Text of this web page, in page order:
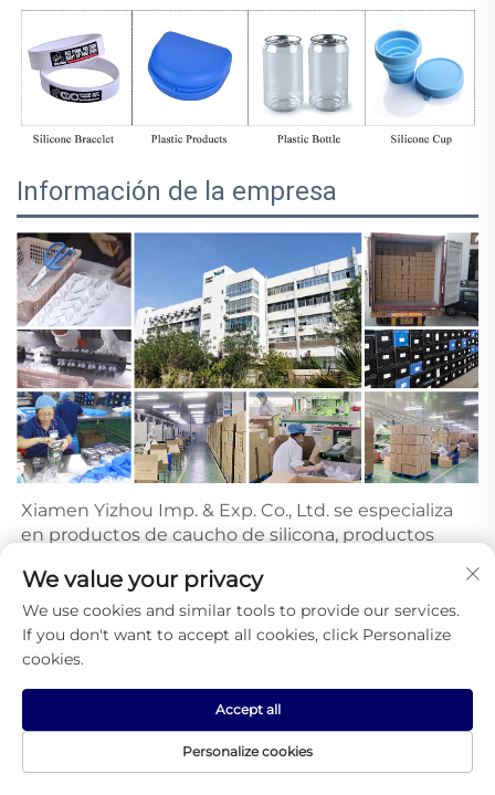
Información de la empresa
Xiamen Yizhou Imp. & Exp. Co., Ltd. se especializa
en productos de caucho de silicona, productos
producción. Nuestra empresa ocupa una superficie
de 6.000 metros cuadrados. Desde I+D, producción
y montaje hasta servicio al cliente, somos capaces
de llevar a cabo una fabricación estándar en línea.
nuestros clientes gracias a nuestra excelente
tecnología, equipos avanzados y sistema de
gestión completo. Nuestro objetivo es manejar
una gama más amplia de productos para satisfacer
We value your privacy
We use cookies and similar tools to provide our services.
If you don't want to accept all cookies, click Personalize
cookies.
Personalize cookies
Accept all